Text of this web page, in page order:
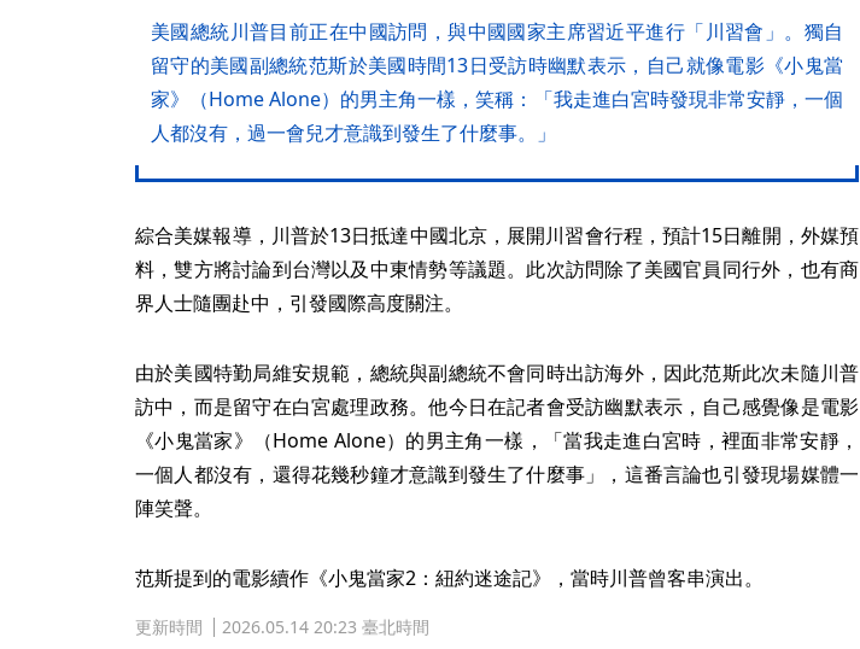
美國總統川普目前正在中國訪問，與中國國家主席習近平進行「川習會」。獨自
留守的美國副總統范斯於美國時間13日受訪時幽默表示，自己就像電影《小鬼當
家》（Home Alone）的男主角一樣，笑稱：「我走進白宮時發現非常安靜，一個
人都沒有，過一會兒才意識到發生了什麼事。」
綜合美媒報導，川普於13日抵達中國北京，展開川習會行程，預計15日離開，外媒預
料，雙方將討論到台灣以及中東情勢等議題。此次訪問除了美國官員同行外，也有商
界人士隨團赴中，引發國際高度關注。
由於美國特勤局維安規範，總統與副總統不會同時出訪海外，因此范斯此次未隨川普
訪中，而是留守在白宮處理政務。他今日在記者會受訪幽默表示，自己感覺像是電影
《小鬼當家》（Home Alone）的男主角一樣，「當我走進白宮時，裡面非常安靜，
一個人都沒有，還得花幾秒鐘才意識到發生了什麼事」，這番言論也引發現場媒體一
陣笑聲。
范斯提到的電影續作《小鬼當家2：紐約迷途記》，當時川普曾客串演出。
更新時間 2026.05.14 20:23 臺北時間